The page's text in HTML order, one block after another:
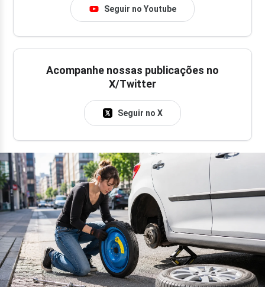
Seguir no Youtube
Acompanhe nossas publicações no
X/Twitter
Seguir no X